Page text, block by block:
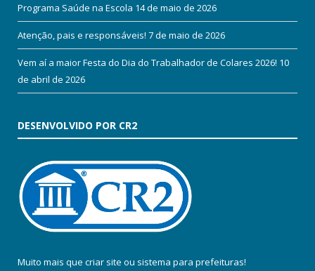
Programa Saúde na Escola 14 de maio de 2026
Atenção, pais e responsáveis! 7 de maio de 2026
Vem aí a maior Festa do Dia do Trabalhador de Colares 2026! 10
de abril de 2026
DESENVOLVIDO POR CR2
Muito mais que criar site ou sistema para prefeituras!